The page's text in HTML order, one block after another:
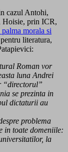
cazul Antohi,
Hoisie, prin ICR,
morala si
literatura,
Roman vor
luna Andrei
“directorul”
se prezinta in
dictaturii au
problema
in toate domeniile:
la